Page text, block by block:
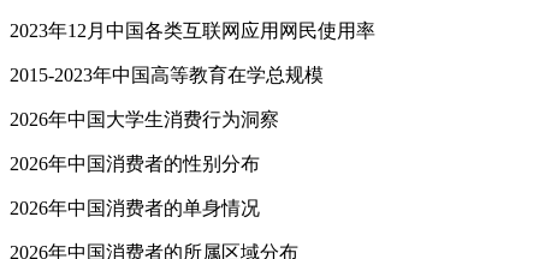
2023年12月中国各类互联网应用网民使用率
2015-2023年中国高等教育在学总规模
2026年中国大学生消费行为洞察
2026年中国消费者的性别分布
2026年中国消费者的单身情况
2026年中国消费者的所属区域分布